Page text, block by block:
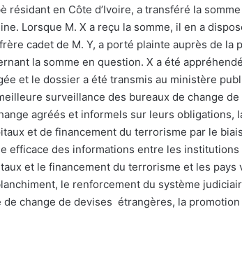
résidant en Côte d’Ivoire, a transféré la
Lorsque M. X a reçu la somme, il en a
cadet de M. Y, a porté plainte auprès de la
la somme en question. X a été
et le dossier a été transmis au ministère
surveillance des bureaux de change
agréés et informels sur leurs obligations,
et de financement du terrorisme par le
efficace des informations entre les
et le financement du terrorisme et les pays
le renforcement du système
change de devises étrangères, la